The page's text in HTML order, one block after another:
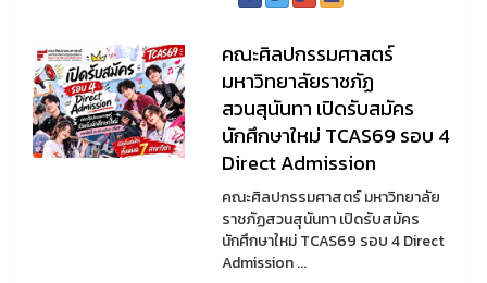
คณะศิลปกรรมศาสตร์
มหาวิทยาลัยราชภัฏ
สวนสุนันทา เปิดรับสมัคร
นักศึกษาใหม่ TCAS69 รอบ 4
Direct Admission
คณะศิลปกรรมศาสตร์ มหาวิทยาลัย
ราชภัฏสวนสุนันทา เปิดรับสมัคร
นักศึกษาใหม่ TCAS69 รอบ 4 Direct
Admission ...